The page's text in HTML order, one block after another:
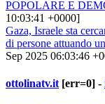
POPOLARE E
10:03:41 +0000]
Gaza, Israele sta
di persone attuando
Sep 2025 06:03:46
ottolinatv.it [err=0] -